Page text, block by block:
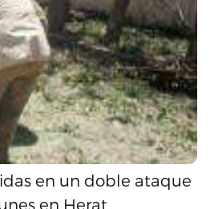
en un doble ataque
en Herat.